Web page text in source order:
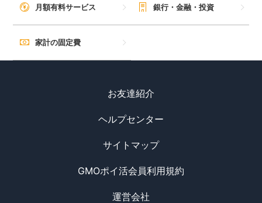
月額有料サービス 銀行・金融・投資
家計の固定費
お友達紹介
ヘルプセンター
サイトマップ
GMOポイ活会員利用規約
運営会社